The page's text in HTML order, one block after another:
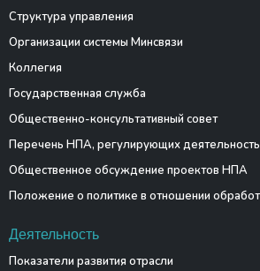
Структура управления
Организации системы Минсвязи
Коллегия
Государственная служба
Общественно-консультативный совет
Перечень НПА, регулирующих деятельность
Общественное обсуждение проектов НПА
Положение о политике в отношении
Деятельность
Показатели развития отрасли